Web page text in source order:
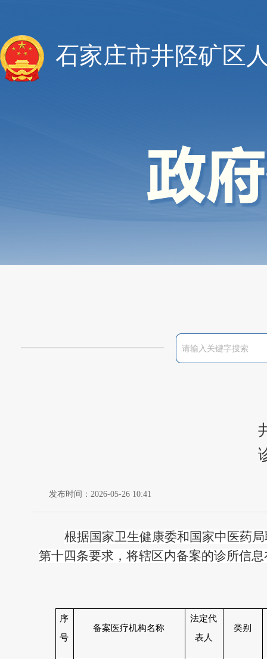
石家庄市井陉矿区
发布时间：2026-05-26 10:41
根据国家卫生健康委和国家中医药
第十四条要求，将辖区内备案的诊所信
序
号
备案医疗机构名称
法定代
表人
类别